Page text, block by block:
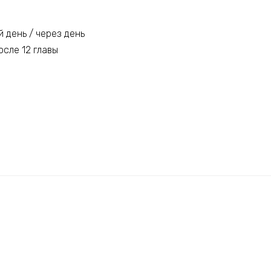
/ через день
12 главы